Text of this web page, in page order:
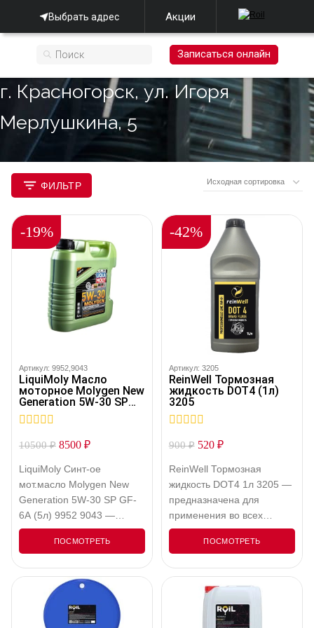
Выбрать адрес Акции
Записаться онлайн
г. Красногорск, ул. Игоря
Мерлушкина, 5
ФИЛЬТР
-19%
Артикул: 9952,9043
LiquiMoly Масло
моторное Molygen New
Generation 5W-30 SP
GF-6A (5л) 9952 9043
9952,9043
out
5
10500₽ 8500 ₽
LiquiMoly Синт-ое
мот.масло Molygen New
Generation 5W-30 SP GF-
6A (5л) 9952 9043 —
Моторное масло с
фирменным
пакетом присадок
Molygen. Оптимально для
автомобилей
американского и
ПОСМОТРЕТЬ
-42%
Артикул: 3205
ReinWell Тормозная
жидкость DOT4 (1л)
3205
out
5
900₽ 520 ₽
ReinWell Тормозная
жидкость DOT4 1л 3205 —
предназначена для
применения во всех
колодочных и барабанных
тормозных системах, а
сцеплений, для
эксплуатации которых
предписаны синтетические
тормозные жидкости.
ПОСМОТРЕТЬ